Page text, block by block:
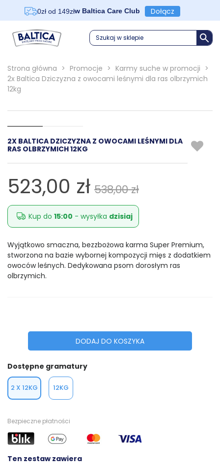
0zł od 149złw Baltica Care Club Dołącz
Szukaj w sklepie
Strona główna > Promocje > Karmy suche w promocji >
2x Baltica Dziczyzna z owocami leśnymi dla ras olbrzymich
12kg
2X BALTICA DZICZYZNA Z OWOCAMI LEŚNYMI DLA
RAS OLBRZYMICH 12KG
523,00 zł 538,00 zł
Kup do 15:00 - wysyłka dzisiaj
Wyjątkowo smaczna, bezzbożowa karma Super Premium,
stworzona na bazie wybornej kompozycji mięs z dodatkiem
owoców leśnych. Dedykowana psom dorosłym ras
olbrzymich.
DODAJ DO KOSZYKA
Dostępne gramatury
2 X 12KG 12KG
Bezpieczne płatności
Ten zestaw zawiera